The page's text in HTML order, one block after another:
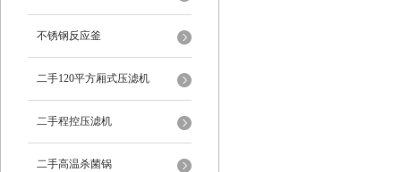
不锈钢反应釜
二手120平方厢式压滤机
二手程控压滤机
二手高温杀菌锅